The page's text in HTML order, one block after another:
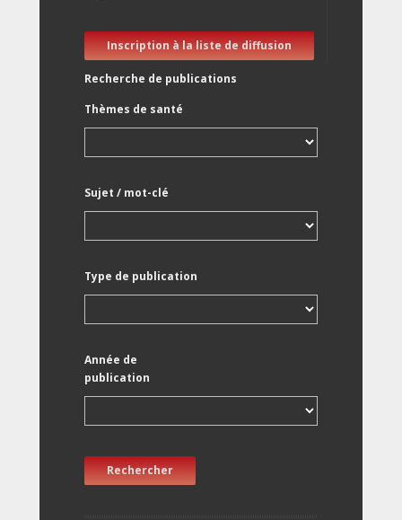
Inscription à la liste de diffusion
Recherche de publications
Thèmes de santé
Sujet / mot-clé
Type de publication
Année de
publication
Rechercher